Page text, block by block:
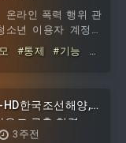
대 최대 수준에 이를
일 보험업계에 따르
터의 시설·재고자산
온라인 폭력 행위 관
년 이용자 계정이
모·보호자 계정에
도입했다. 18일 IT매
게도 위험할 수 있는
파악하도록 하는
픈AI는 지난해 부모
#통제 #기능
#
한국조선해양,
우드 구축 협력
3주전